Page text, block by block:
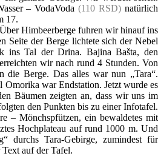
– VodaVoda(110 RSD) natürlich
17.
Himbeerberge fuhren wir hinauf ins
Seite der Berge lichtete sich der Nebel
ins Tal der Drina. Bajina Bašta, den
wir nach rund 4 Stunden. Von
die Berge. Das alles war nun „Tara“.
war Endstation. Jetzt wurde es
Bäumen zeigten an, dass wir uns im
den Punkten bis zu einer Infotafel.
– Mönchspfützen, ein bewaldetes mit
Hochplateau auf rund 1000 m. Und
durchs Tara-Gebirge, zumindest für
Text auf der Tafel.